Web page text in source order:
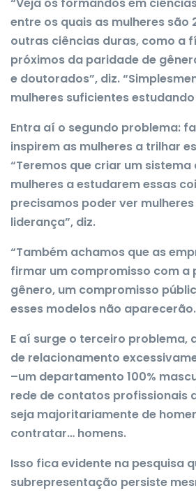
entre os quais as mulheres são
outras ciências duras, como a
próximos da paridade de
e doutorados”, diz.
mulheres suficientes
Entra aí o segundo problema:
inspirem as mulheres a trilhar
“Teremos que criar um sistema
mulheres a estudarem essas
precisamos poder ver
liderança”, diz.
“Também achamos que as
firmar um compromisso com a
gênero, um compromisso
esses modelos não
E aí surge o terceiro problema,
de relacionamento
–um departamento 100%
rede de contatos profissionais
seja majoritariamente de
contratar… homens.
Isso fica evidente na pesquisa
subrepresentação persiste